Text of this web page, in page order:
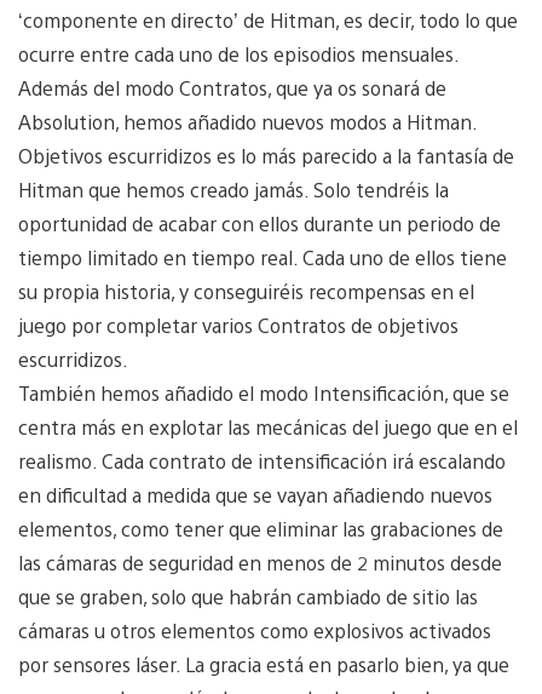
‘componente en directo’ de Hitman, es decir, todo lo que
ocurre entre cada uno de los episodios mensuales.
Además del modo Contratos, que ya os sonará de
Absolution, hemos añadido nuevos modos a Hitman.
Objetivos escurridizos es lo más parecido a la fantasía de
Hitman que hemos creado jamás. Solo tendréis la
oportunidad de acabar con ellos durante un periodo de
tiempo limitado en tiempo real. Cada uno de ellos tiene
su propia historia, y conseguiréis recompensas en el
juego por completar varios Contratos de objetivos
escurridizos.
También hemos añadido el modo Intensificación, que se
centra más en explotar las mecánicas del juego que en el
realismo. Cada contrato de intensificación irá escalando
en dificultad a medida que se vayan añadiendo nuevos
elementos, como tener que eliminar las grabaciones de
las cámaras de seguridad en menos de 2 minutos desde
que se graben, solo que habrán cambiado de sitio las
cámaras u otros elementos como explosivos activados
por sensores láser. La gracia está en pasarlo bien, ya que